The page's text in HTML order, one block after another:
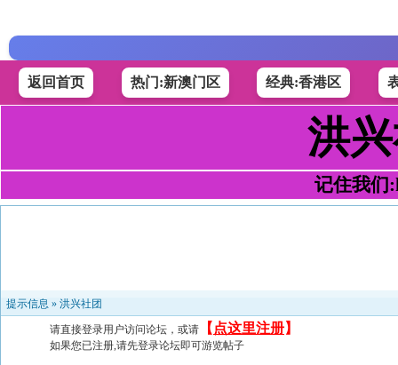
返回首页 热门:新澳门区 经典:香港区
洪
记住我们
提示信息 » 洪兴社团
请直接登录用户访问论坛，或请 【 点这里注册】
如果您已注册,请先登录论坛即可游览帖子